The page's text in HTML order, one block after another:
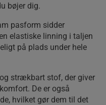
bøjer dig.
pasform sidder
elastiske linning i taljen
på plads under hele
strækbart stof, der giver
De er også
hvilket gør dem til det